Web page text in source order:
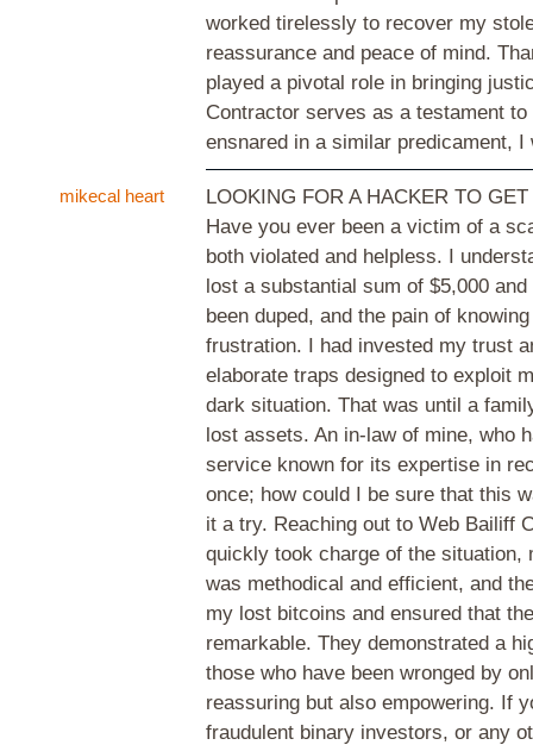
worked tirelessly to recover my
reassurance and peace of mind.
played a pivotal role in bringing
Contractor serves as a testament
ensnared in a similar predicament,
mikecal heart
LOOKING FOR A HACKER TO
Have you ever been a victim of a
both violated and helpless. I
lost a substantial sum of $5,000
been duped, and the pain of
frustration. I had invested my trust
elaborate traps designed to exploit
dark situation. That was until a
lost assets. An in-law of mine, who
service known for its expertise in
once; how could I be sure that this
it a try. Reaching out to Web Bailiff
quickly took charge of the situation,
was methodical and efficient, and
my lost bitcoins and ensured that
remarkable. They demonstrated a
those who have been wronged by
reassuring but also empowering. If
fraudulent binary investors, or any